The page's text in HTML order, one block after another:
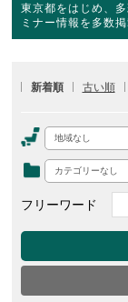
東京都をはじめ、
ミナー情報を多数掲
新着順 古い順
地域なし
カテゴリーなし
フリーワード